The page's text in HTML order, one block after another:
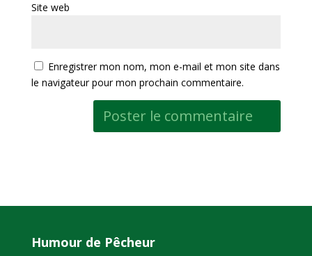
Site web
Enregistrer mon nom, mon e-mail et mon site dans
le navigateur pour mon prochain commentaire.
Humour de Pêcheur